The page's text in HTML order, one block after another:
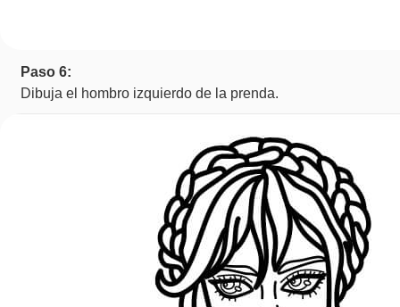
Paso 6:
Dibuja el hombro izquierdo de la prenda.